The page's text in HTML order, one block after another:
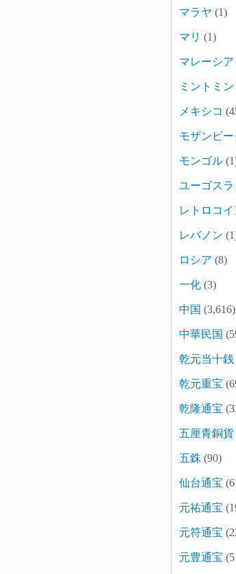
マラヤ (1)
マリ (1)
マレーシア
ミントミ
メキシコ
モザンビー
モンゴル
ユーゴスラ
レトロコ
レバノン
ロシア (8)
一化 (3)
中国 (3,616)
中華民国
乾元当十銭
乾元重宝
乾隆通宝
五厘青銅貨
五銖 (90)
仙台通宝
元祐通宝
元符通宝
元豊通宝